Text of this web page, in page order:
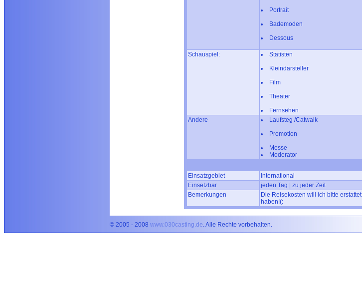
Portrait
Bademoden
Dessous
Schauspiel:
Statisten
Kleindarsteller
Film
Theater
Fernsehen
Andere
Laufsteg /Catwalk
Promotion
Messe
Moderator
Einsatzgebiet
International
Einsetzbar
jeden Tag | zu jeder Zeit
Bemerkungen
Die Reisekosten will ich bitte erstattet
haben!(:
© 2005 - 2008 www.030casting.de. Alle Rechte vorbehalten.